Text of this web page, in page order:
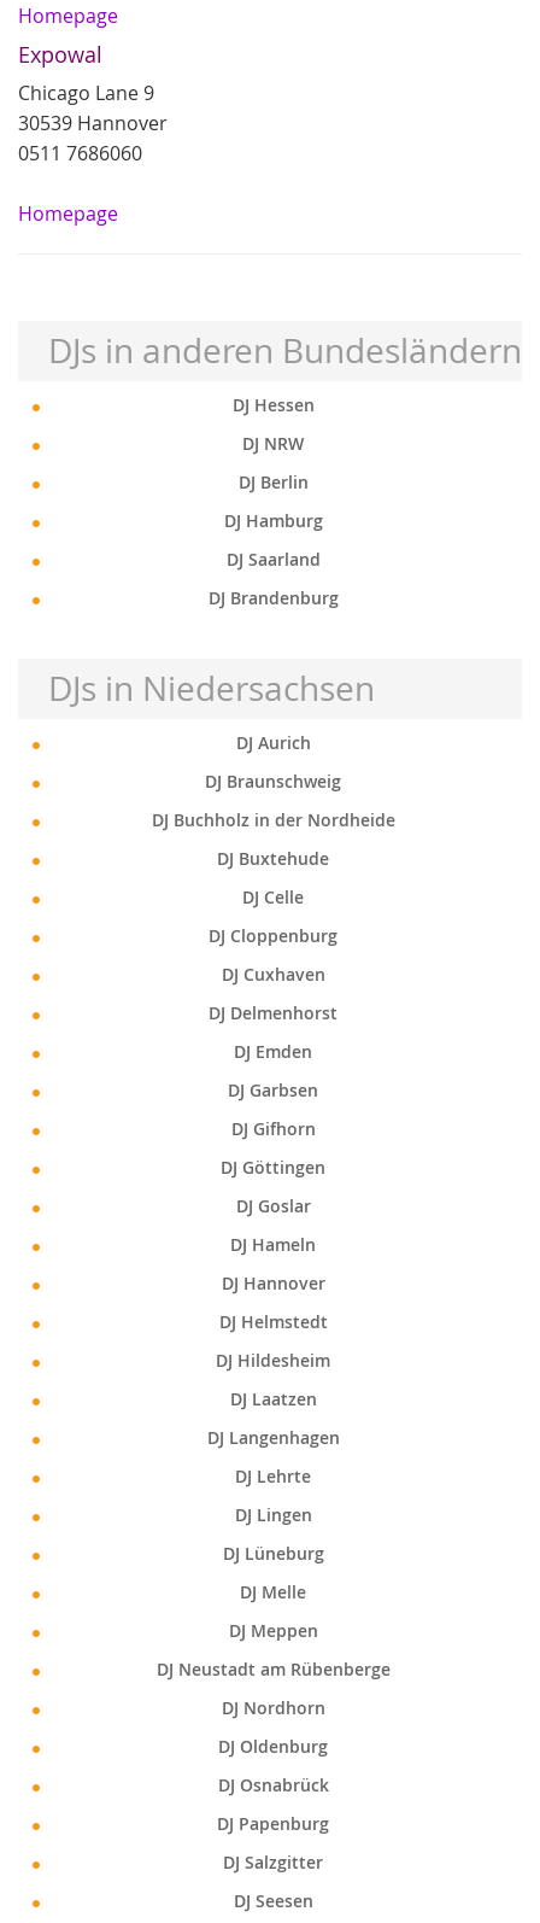
Homepage
Expowal
Chicago Lane 9
30539 Hannover
0511 7686060
Homepage
DJs in anderen Bundesländern
DJ Hessen
DJ NRW
DJ Berlin
DJ Hamburg
DJ Saarland
DJ Brandenburg
DJs in Niedersachsen
DJ Aurich
DJ Braunschweig
DJ Buchholz in der Nordheide
DJ Buxtehude
DJ Celle
DJ Cloppenburg
DJ Cuxhaven
DJ Delmenhorst
DJ Emden
DJ Garbsen
DJ Gifhorn
DJ Göttingen
DJ Goslar
DJ Hameln
DJ Hannover
DJ Helmstedt
DJ Hildesheim
DJ Laatzen
DJ Langenhagen
DJ Lehrte
DJ Lingen
DJ Lüneburg
DJ Melle
DJ Meppen
DJ Neustadt am Rübenberge
DJ Nordhorn
DJ Oldenburg
DJ Osnabrück
DJ Papenburg
DJ Salzgitter
DJ Seesen